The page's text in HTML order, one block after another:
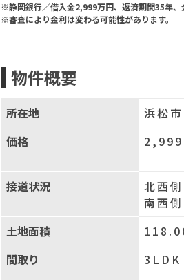
※静岡銀行／借入金2,999万円、返済期間35年
※審査により金利は変わる可能性があります。
物件概要
所在地
浜松
価格
2,999
接道状況
北西
南西
土地面積
間取り
3LDK